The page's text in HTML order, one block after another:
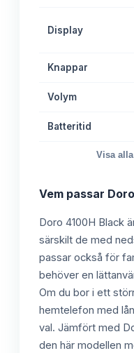
Display
Knappar
Volym
Batteritid
Visa alla
Vem passar
Doro 4100H Black
särskilt de med
passar också för
behöver en
Om du bor i ett
hemtelefon med
val. Jämfört med
den här modellen